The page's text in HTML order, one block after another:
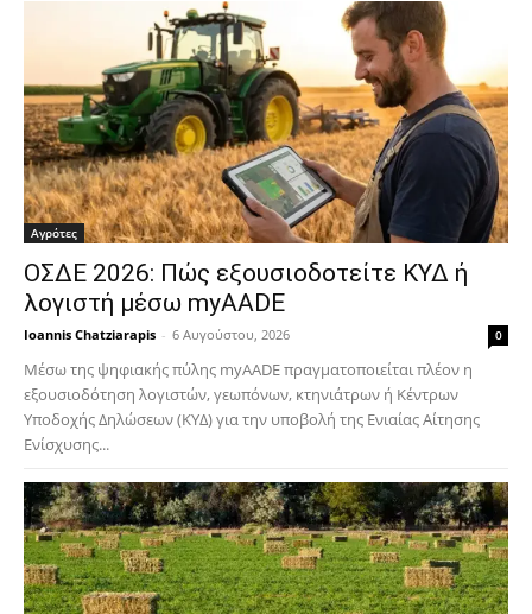
Αγρότες
ΟΣΔΕ 2026: Πώς εξουσιοδοτείτε ΚΥΔ ή
λογιστή μέσω myAADE
Ioannis Chatziarapis - 6 Αυγούστου, 2026 0
Μέσω της ψηφιακής πύλης myAADE πραγματοποιείται πλέον η
εξουσιοδότηση λογιστών, γεωπόνων, κτηνιάτρων ή Κέντρων
Υποδοχής Δηλώσεων (ΚΥΔ) για την υποβολή της Ενιαίας Αίτησης
Ενίσχυσης...